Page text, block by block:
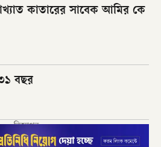
কাতারের সাবেক আমির কে
৩১ বছর
বিজ্ঞাপন